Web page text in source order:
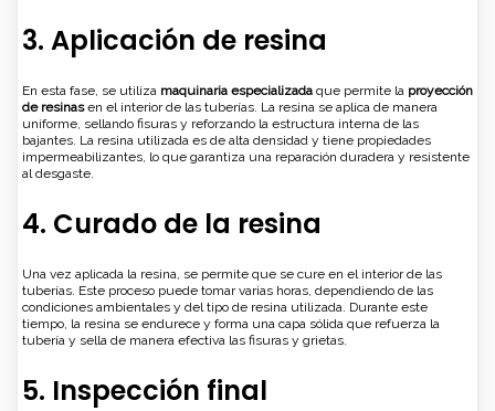
3. Aplicación de resina
En esta fase, se utiliza maquinaria especializada que permite la proyección
de resinasen el interior de las tuberías. La resina se aplica de manera
uniforme, sellando fisuras y reforzando la estructura interna de las
bajantes. La resina utilizada es de alta densidad y tiene propiedades
impermeabilizantes, lo que garantiza una reparación duradera y resistente
al desgaste.
4. Curado de la resina
Una vez aplicada la resina, se permite que se cure en el interior de las
tuberías. Este proceso puede tomar varias horas, dependiendo de las
condiciones ambientales y del tipo de resina utilizada. Durante este
tiempo, la resina se endurece y forma una capa sólida que refuerza la
tubería y sella de manera efectiva las fisuras y grietas.
5. Inspección final